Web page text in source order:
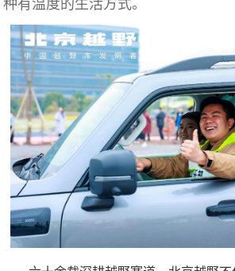
种有温度的生活方式。